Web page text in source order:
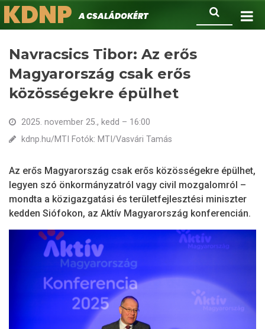
Ugrás
a
Keresés
KDNPA családokért.
Navracsics Tibor: Az erős
Magyarország csak erős
közösségekre épülhet
2025. november 25., kedd – 16:00
kdnp.hu/MTI Fotók: MTI/Vasvári Tamás
Az erős Magyarország csak erős közösségekre épülhet,
legyen szó önkormányzatról vagy civil mozgalomról –
mondta a közigazgatási és területfejlesztési miniszter
kedden Siófokon, az Aktív Magyarország konferencián.